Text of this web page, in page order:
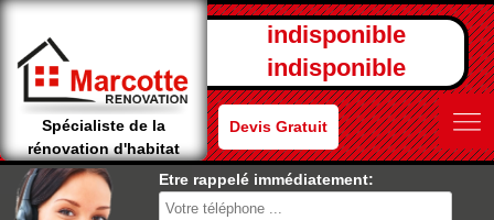
Spécialiste de la
rénovation d'habitat
indisponible
indisponible
Devis Gratuit
Etre rappelé immédiatement: